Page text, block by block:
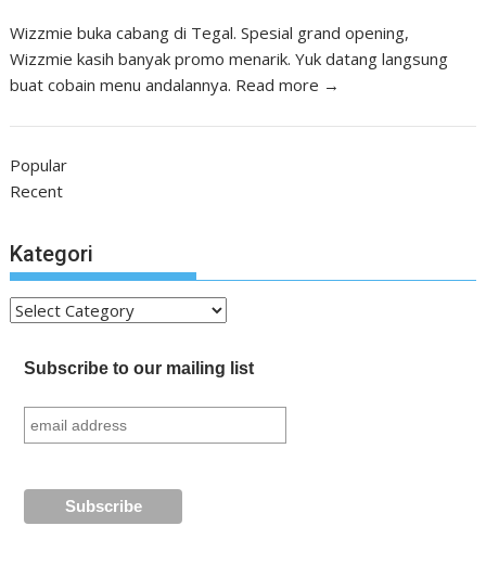
Wizzmie buka cabang di Tegal. Spesial grand opening,
Wizzmie kasih banyak promo menarik. Yuk datang langsung
buat cobain menu andalannya. Read more →
Popular
Recent
Kategori
Kategori
Subscribe to our mailing list